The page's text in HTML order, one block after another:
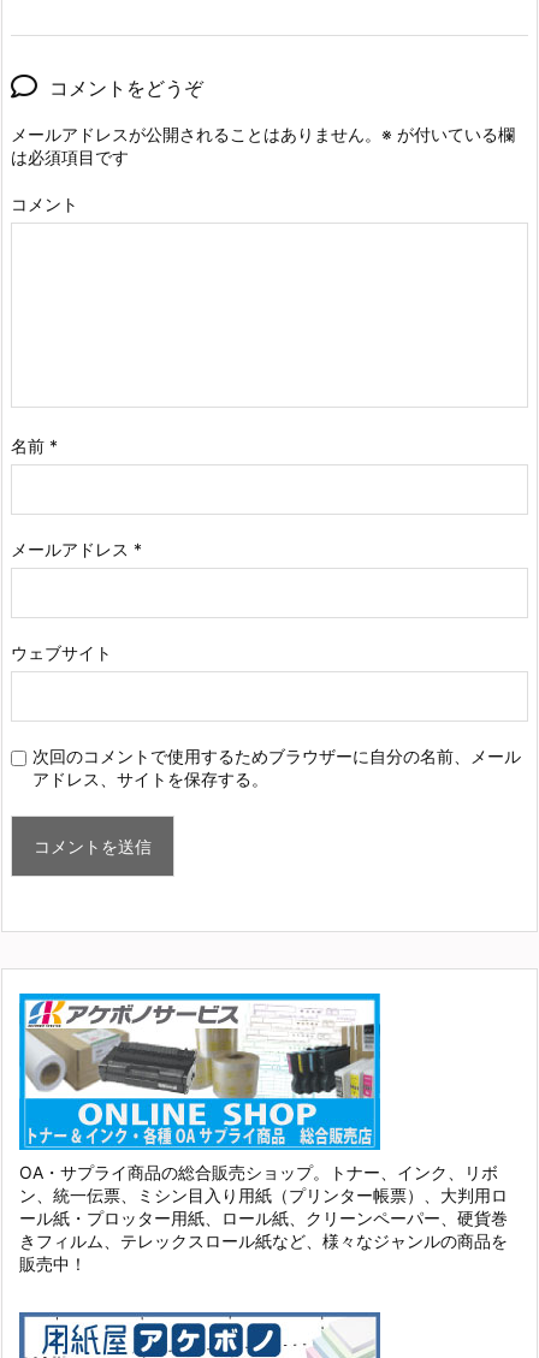
コメントをどうぞ
メールアドレスが公開されることはありません。 ※ が付いている欄
は必須項目です
コメント
名前 *
メールアドレス *
ウェブサイト
次回のコメントで使用するためブラウザーに自分の名前、メール
アドレス、サイトを保存する。
OA・サプライ商品の総合販売ショップ。トナー、インク、リボ
ン、統一伝票、ミシン目入り用紙（プリンター帳票）、大判用ロ
ール紙・プロッター用紙、ロール紙、クリーンペーパー、硬貨巻
きフィルム、テレックスロール紙など、様々なジャンルの商品を
販売中！